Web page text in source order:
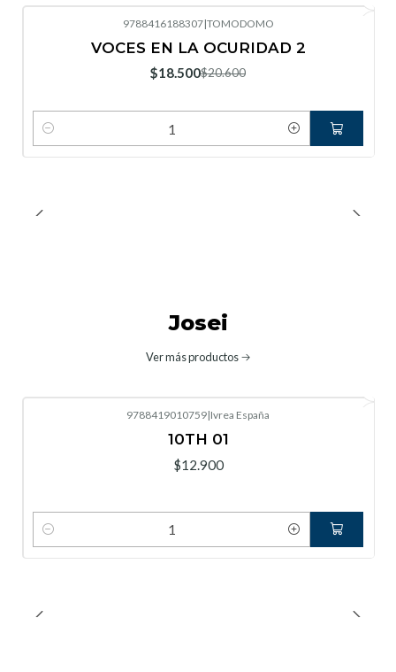
9788416188307|TOMODOMO
VOCES EN LA OCURIDAD 2
$18.500$20.600
Cantidad
Josei
Ver más productos
9788419010759|Ivrea España
10TH 01
$12.900
Cantidad